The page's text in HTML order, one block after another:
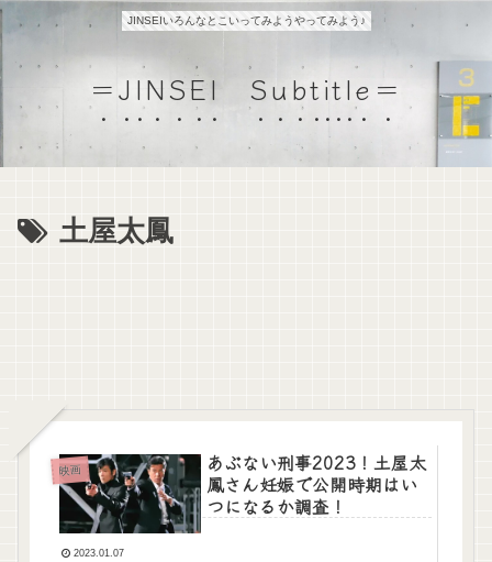
JINSEIいろんなとこいってみようやってみよう♪
＝JINSEI Subtitle＝
土屋太鳳
映画
あぶない刑事2023！土屋太
鳳さん妊娠で公開時期はい
つになるか調査！
2023.01.07